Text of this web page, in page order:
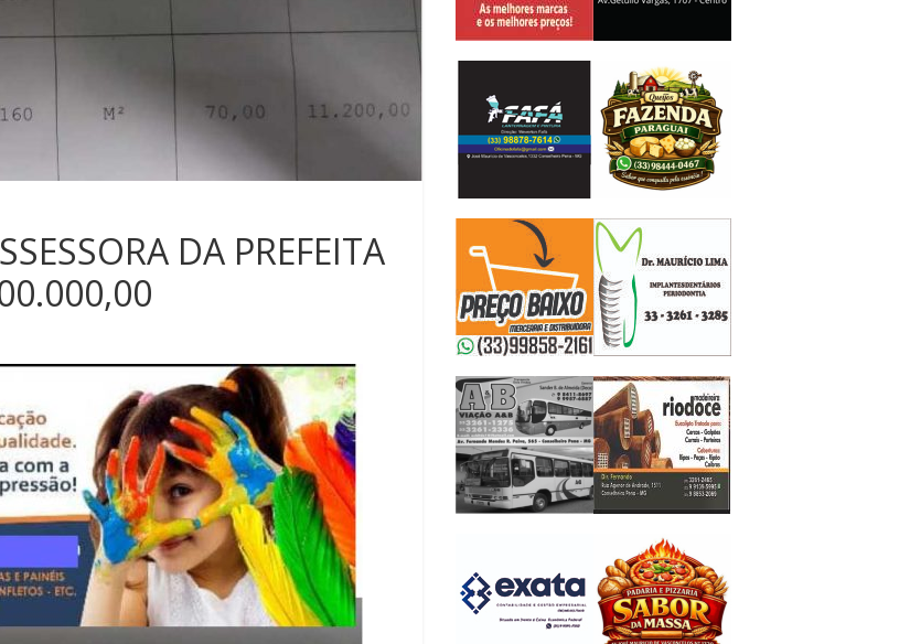
DA PREFEITA